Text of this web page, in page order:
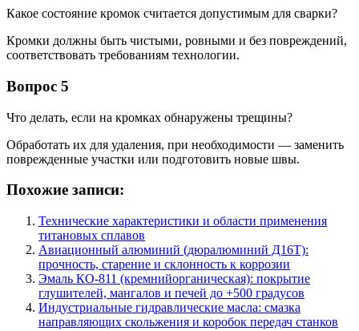
Какое состояние кромок считается допустимым для сварки?
Кромки должны быть чистыми, ровными и без повреждений,
соответствовать требованиям технологии.
Вопрос 5
Что делать, если на кромках обнаружены трещины?
Обработать их для удаления, при необходимости — заменить
поврежденные участки или подготовить новые швы.
Похожие записи:
Технические характеристики и области применения
титановых сплавов
Авиационный алюминий (дюралюминий Д16Т):
прочность, старение и склонность к коррозии
Эмаль КО-811 (кремнийорганическая): покрытие
глушителей, мангалов и печей до +500 градусов
Индустриальные гидравлические масла: смазка
направляющих скольжения и коробок передач станков